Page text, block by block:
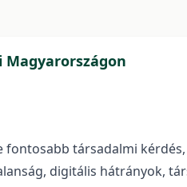
Magyarországon
társadalmi
digitális hátrányok,